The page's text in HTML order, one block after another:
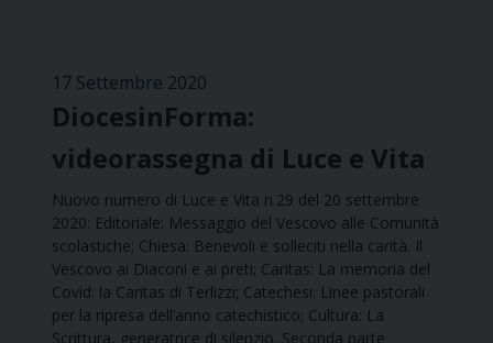
17 Settembre 2020
DiocesinForma:
videorassegna di Luce e Vita
Nuovo numero di Luce e Vita n.29 del 20 settembre
2020: Editoriale: Messaggio del Vescovo alle Comunità
scolastiche; Chiesa: Benevoli e solleciti nella carità. Il
Vescovo ai Diaconi e ai preti; Caritas: La memoria del
Covid: la Caritas di Terlizzi; Catechesi: Linee pastorali
per la ripresa dell’anno catechistico; Cultura: La
Scrittura, generatrice di silenzio. Seconda parte